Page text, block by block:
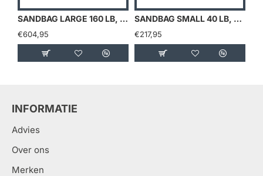
SANDBAG LARGE 160 LB, GEVULD MET 5 SANDBELLS
€604,95
SANDBAG SMALL 40 LB, GEVULD MET 4 X 4,5 KG SANDBELLS
€217,95
INFORMATIE
Advies
Over ons
Merken